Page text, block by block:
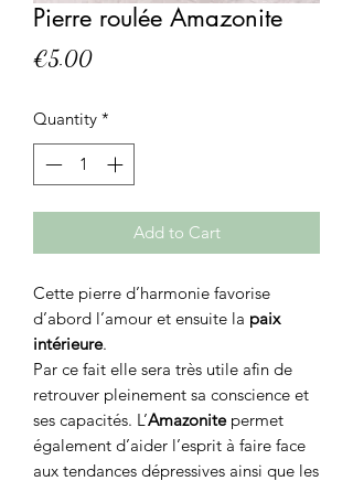
Pierre roulée Amazonite
€5.00Price
Quantity *
Add to Cart
Cette pierre d’harmonie favorise
d’abord l’amour et ensuite la paix
intérieure.
Par ce fait elle sera très utile afin de
retrouver pleinement sa conscience et
ses capacités. L’Amazonitepermet
également d’aider l’esprit à faire face
aux tendances dépressives ainsi que les